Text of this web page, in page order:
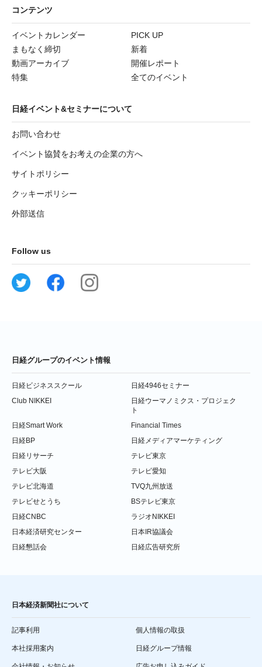
コンテンツ
イベントカレンダー
PICK UP
まもなく締切
新着
動画アーカイブ
開催レポート
特集
全てのイベント
日経イベント&セミナーについて
お問い合わせ
イベント協賛をお考えの企業の方へ
サイトポリシー
クッキーポリシー
外部送信
Follow us
日経グループのイベント情報
日経ビジネススクール
日経4946セミナー
Club NIKKEI
日経ウーマノミクス・プロジェク
ト
日経Smart Work
Financial Times
日経BP
日経メディアマーケティング
日経リサーチ
テレビ東京
テレビ大阪
テレビ愛知
テレビ北海道
TVQ九州放送
テレビせとうち
BSテレビ東京
日経CNBC
ラジオNIKKEI
日本経済研究センター
日本IR協議会
日経懇話会
日経広告研究所
日本経済新聞社について
記事利用 個人情報の取扱
本社採用案内 日経グループ情報